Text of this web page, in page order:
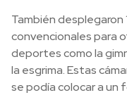
También desplegaron
convencionales para
deportes como la
la esgrima. Estas
se podía colocar a un